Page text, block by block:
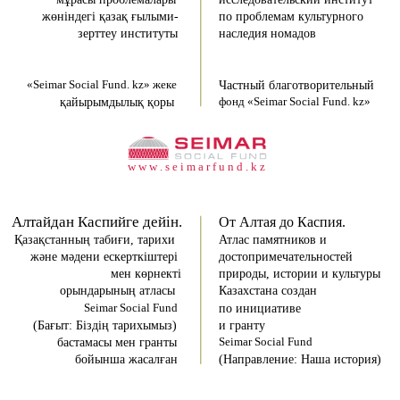
жөніндегі қазақ ғылыми-
зерттеу институты
«Seimar Social Fund. kz» жеке
қайырымдылық қоры
Алтайдан Каспийге дейін.
Қазақстанның табиғи, тарихи
және мәдени ескерткіштері
мен көрнекті
орындарының атласы
Seimar Social Fund
(Бағыт: Біздің тарихымыз)
бастамасы мен гранты
бойынша жасалған
по проблемам культурного
наследия номадов
Частный благотворительный
фонд «Seimar Social Fund. kz»
От Алтая до Каспия.
Атлас памятников и
достопримечательностей
природы, истории и культуры
Казахстана создан
по инициативе
и гранту
Seimar Social Fund
(Направление: Наша история)
w w w . s e i m a r f u n d . k z